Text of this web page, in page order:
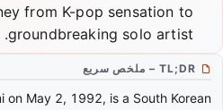
from K-pop sensation to
groundbreaking solo artist.
TL;DR – ملخص سريع
on May 2, 1992, is a South Korean